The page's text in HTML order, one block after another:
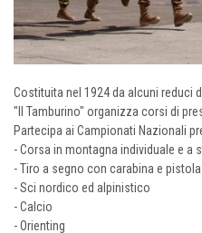
Costituita nel 1924 da alcuni reduci
"Il Tamburino" organizza corsi di
Partecipa ai Campionati Nazionali
- Corsa in montagna individuale e a
- Tiro a segno con carabina e pistola
- Sci nordico ed alpinistico
- Calcio
- Orienting